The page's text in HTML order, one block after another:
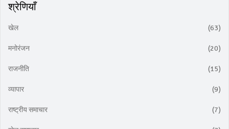
श्रेणियाँ
खेल (63)
मनोरंजन (20)
राजनीति (15)
व्यापार (9)
राष्ट्रीय समाचार (7)